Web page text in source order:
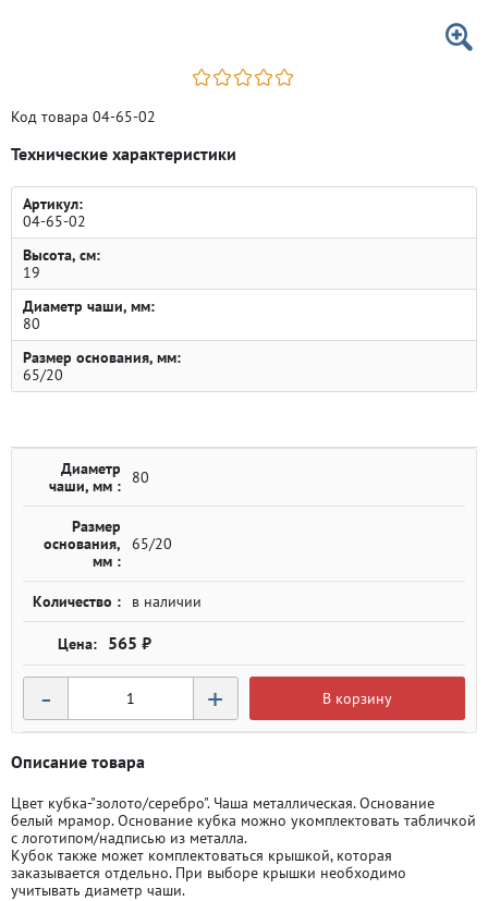
Код товара 04-65-02
Технические характеристики
Артикул:
04-65-02
Высота, см:
19
Диаметр чаши, мм:
80
Размер основания, мм:
65/20
Диаметр
чаши, мм :
80
Размер
основания,
мм :
65/20
Количество : в наличии
565 ₽
- + В корзину
Описание товара
Цвет кубка-"золото/серебро". Чаша металлическая. Основание
белый мрамор. Основание кубка можно укомплектовать табличкой
с логотипом/надписью из металла.
Кубок также может комплектоваться крышкой, которая
заказывается отдельно. При выборе крышки необходимо
учитывать диаметр чаши.